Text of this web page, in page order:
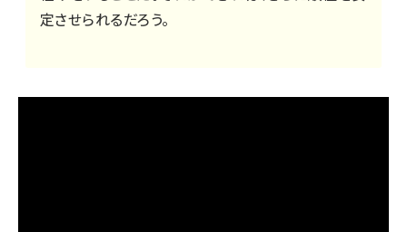
定させられるだろう。